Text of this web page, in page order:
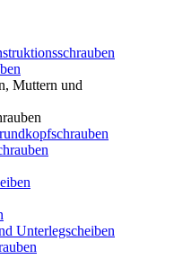
Muttern und
Unterlegscheiben